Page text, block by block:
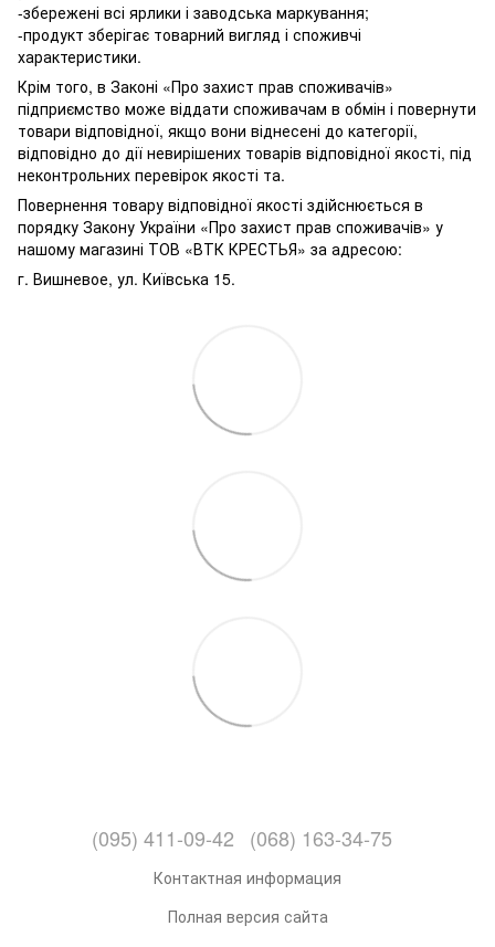
-збережені всі ярлики і заводська маркування;
-продукт зберігає товарний вигляд і споживчі
характеристики.
Крім того, в Законі «Про захист прав споживачів»
підприємство може віддати споживачам в обмін і повернути
товари відповідної, якщо вони віднесені до категорії,
відповідно до дії невирішених товарів відповідної якості, під
неконтрольних перевірок якості та.
Повернення товару відповідної якості здійснюється в
порядку Закону України «Про захист прав споживачів» у
нашому магазині ТОВ «ВТК КРЕСТЬЯ» за адресою:
г. Вишневое, ул. Київська 15.
(095) 411-09-42 (068) 163-34-75
Контактная информация
Полная версия сайта